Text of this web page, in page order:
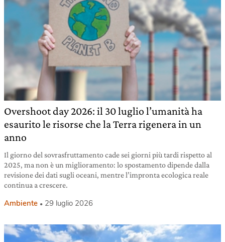
Overshoot day 2026: il 30 luglio l’umanità ha
esaurito le risorse che la Terra rigenera in un
anno
Il giorno del sovrasfruttamento cade sei giorni più tardi rispetto al
2025, ma non è un miglioramento: lo spostamento dipende dalla
revisione dei dati sugli oceani, mentre l’impronta ecologica reale
continua a crescere.
Ambiente 29 luglio 2026